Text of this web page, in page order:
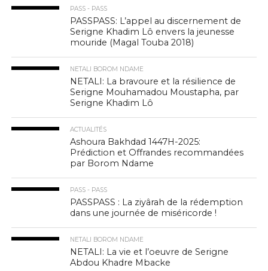
PASS - PASS
PASSPASS: L’appel au discernement de
Serigne Khadim Lô envers la jeunesse
mouride (Magal Touba 2018)
NETALI BOROM NDAME
NETALI: La bravoure et la résilience de
Serigne Mouhamadou Moustapha, par
Serigne Khadim Lô
ACTUALITÉS
Ashoura Bakhdad 1447H-2025:
Prédiction et Offrandes recommandées
par Borom Ndame
PASS - PASS
PASSPASS : La ziyârah de la rédemption
dans une journée de miséricorde !
NETALI BOROM NDAME
NETALI: La vie et l’oeuvre de Serigne
Abdou Khadre Mbacke